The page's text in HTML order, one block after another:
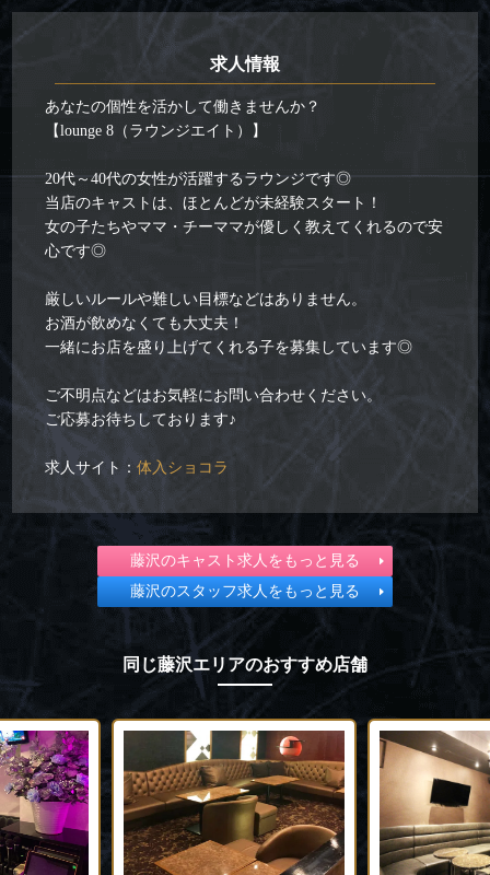
求人情報
あなたの個性を活かして働きませんか？
【lounge 8（ラウンジエイト）】
20代～40代の女性が活躍するラウンジです◎
当店のキャストは、ほとんどが未経験スタート！
女の子たちやママ・チーママが優しく教えてくれるので安
心です◎
厳しいルールや難しい目標などはありません。
お酒が飲めなくても大丈夫！
一緒にお店を盛り上げてくれる子を募集しています◎
ご不明点などはお気軽にお問い合わせください。
ご応募お待ちしております♪
求人サイト：体入ショコラ
藤沢のキャスト求人をもっと見る
藤沢のスタッフ求人をもっと見る
同じ藤沢エリアのおすすめ店舗